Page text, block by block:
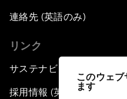
このウェ
ます
連絡先 (英語のみ)
リンク
サステナビリティへの取り
採用情報 (英語のみ)